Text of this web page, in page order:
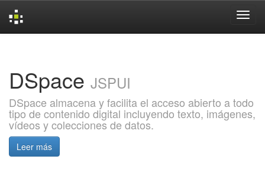
DSpace JSPUI
DSpace almacena y facilita el acceso abierto a todo
tipo de contenido digital incluyendo texto, imágenes,
vídeos y colecciones de datos.
Leer más